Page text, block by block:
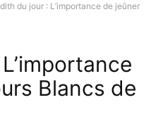
du jour : L’importance de jeûner
Blancs de